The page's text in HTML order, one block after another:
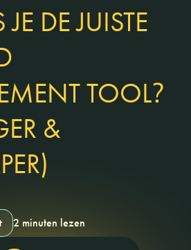
DE JUISTE
TOOL?
&
2 minuten lezen